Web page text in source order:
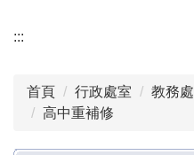
實驗研究組
高中部課程計畫
:::
首頁 行政處室 教務處
高中重補修